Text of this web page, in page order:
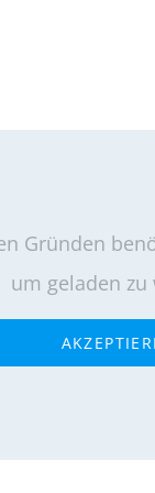
Kraft-
Gründen
um geladen zu